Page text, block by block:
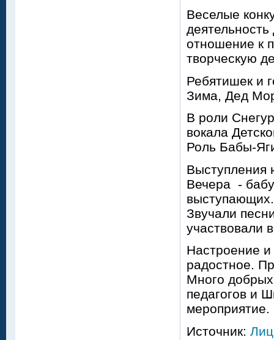
Веселые
отношение к
творческую
Ребятишек и
Зима, Дед
В роли
вокала
Роль Бабы-
Выступления
Вечера -
Звучали
участвовали
Настроение и
радостное.
Много добрых
педагогов и
мероприятие.
Источник: